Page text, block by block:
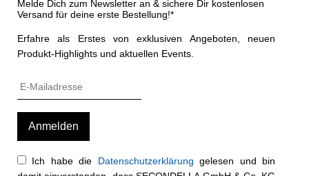
Melde Dich zum Newsletter an & sichere Dir kostenlosen
Versand für deine erste Bestellung!*
Erfahre als Erstes von exklusiven Angeboten, neuen
Produkt-Highlights und aktuellen Events.
Ich habe die Datenschutzerklärung gelesen und bin